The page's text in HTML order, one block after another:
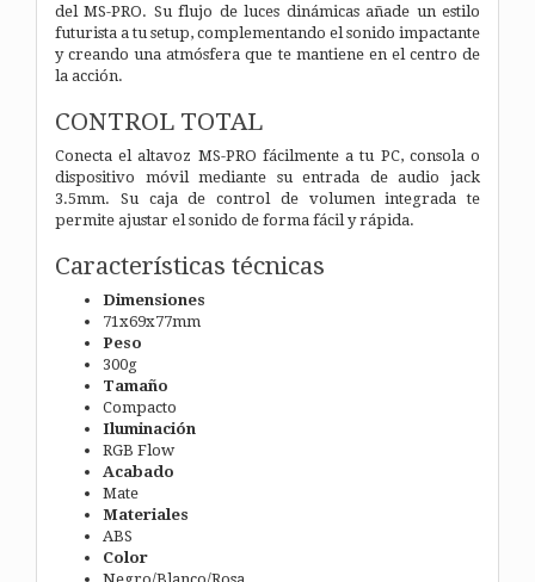
del MS-PRO. Su flujo de luces dinámicas añade un estilo
futurista a tu setup, complementando el sonido impactante
y creando una atmósfera que te mantiene en el centro de
la acción.
CONTROL TOTAL
Conecta el altavoz MS-PRO fácilmente a tu PC, consola o
dispositivo móvil mediante su entrada de audio jack
3.5mm. Su caja de control de volumen integrada te
permite ajustar el sonido de forma fácil y rápida.
Características técnicas
Dimensiones
71x69x77mm
Peso
300g
Tamaño
Compacto
Iluminación
RGB Flow
Acabado
Mate
Materiales
ABS
Color